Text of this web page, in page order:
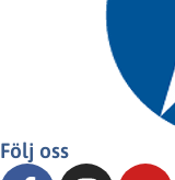
Följ oss